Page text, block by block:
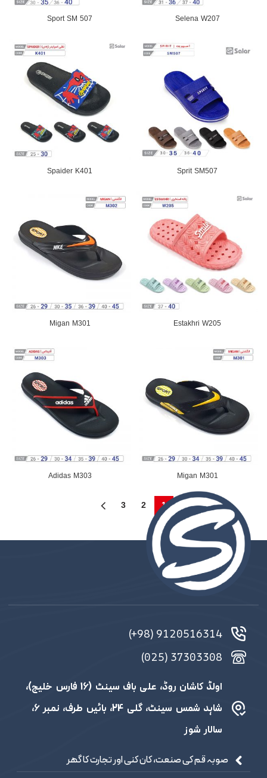
Selena W207
Sport SM 507
Sprit SM507
Spaider K401
Estakhri W205
Migan M301
Migan M301
Adidas M303
1
2
3
9120516314 (98+)
37303308 (025)
اولڈ کاشان روڈ، علی باف سینٹ (16 فارس خلیج)،
شاہد شمس سینٹ، گلی 24، بائیں طرف، نمبر 6،
سالار شوز
صوبہ قم کی صنعت، کان کنی اور تجارت کا گھر